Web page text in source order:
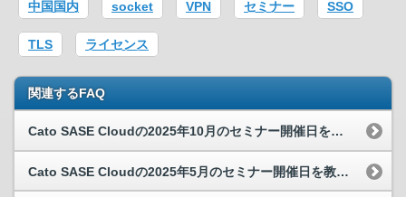
中国国内 socket VPN セミナー SSO
TLS ライセンス
関連するFAQ
Cato SASE Cloudの2025年10月のセミナー開催日を教えてください。
Cato SASE Cloudの2025年5月のセミナー開催日を教えてください。